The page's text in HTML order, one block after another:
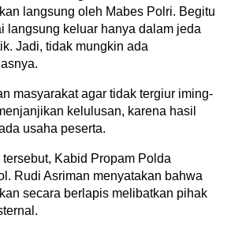
langsung oleh Mabes Polri. Begitu
langsung keluar hanya dalam jeda
Jadi, tidak mungkin ada
masyarakat agar tidak tergiur iming-
kelulusan, karena hasil
usaha peserta.
Kabid Propam Polda
Rudi Asriman menyatakan bahwa
secara berlapis melibatkan pihak